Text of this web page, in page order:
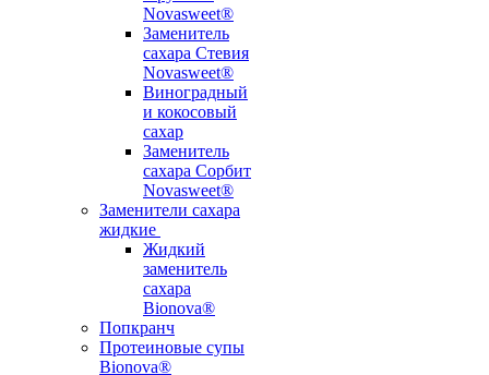
Novasweet®
Заменитель
сахара Стевия
Novasweet®
Виноградный
и кокосовый
сахар
Заменитель
сахара Сорбит
Novasweet®
Заменители сахара
жидкие
Жидкий
заменитель
сахара
Bionova®
Попкранч
Протеиновые супы
Bionova®